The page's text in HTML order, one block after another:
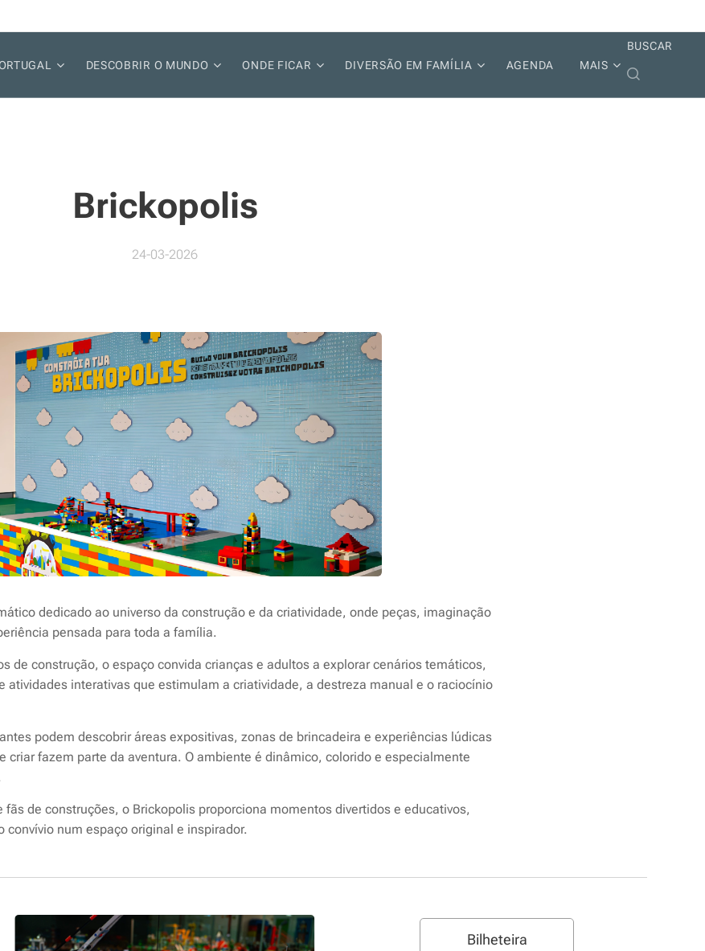
DESCOBRIR O MUNDO ONDE FICAR DIVERSÃO EM FAMÍLIA AGENDA MAIS
BUSCAR
Brickopolis
24-03-2026
dedicado ao universo da construção e da criatividade, onde peças, imaginação
pensada para toda a família.
de construção, o espaço convida crianças e adultos a explorar cenários temáticos,
atividades interativas que estimulam a criatividade, a destreza manual e o raciocínio
podem descobrir áreas expositivas, zonas de brincadeira e experiências lúdicas
criar fazem parte da aventura. O ambiente é dinâmico, colorido e especialmente
de construções, o Brickopolis proporciona momentos divertidos e educativos,
convívio num espaço original e inspirador.
Bilheteira